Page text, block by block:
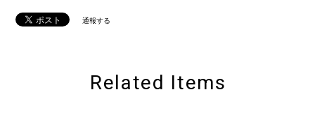
通報する
Related Items